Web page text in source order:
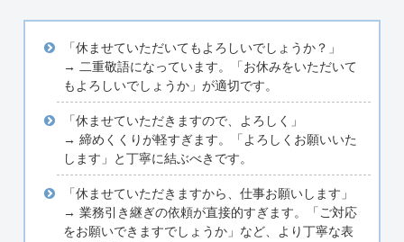
「休ませていただいてもよろしいでしょうか？」
→ 二重敬語になっています。「お休みをいただいて
もよろしいでしょうか」が適切です。
「休ませていただきますので、よろしく」
→ 締めくくりが軽すぎます。「よろしくお願いいた
します」と丁寧に結ぶべきです。
「休ませていただきますから、仕事お願いします」
→ 業務引き継ぎの依頼が直接的すぎます。「ご対応
をお願いできますでしょうか」など、より丁寧な表